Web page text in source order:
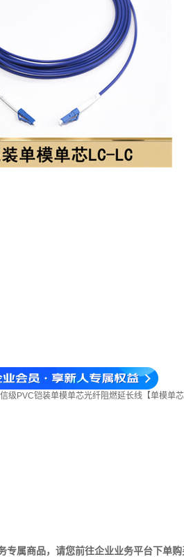
级PVC铠装单模单芯光纤阻燃延长线【单模单
专属商品，请您前往企业业务平台下单购